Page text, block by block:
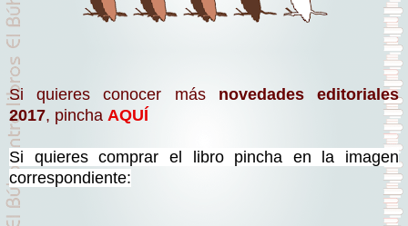
Si quieres conocer más novedades editoriales
2017, pincha AQUÍ
Si quieres comprar el libro pincha en la imagen
correspondiente: